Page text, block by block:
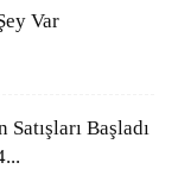
Var
Başladı